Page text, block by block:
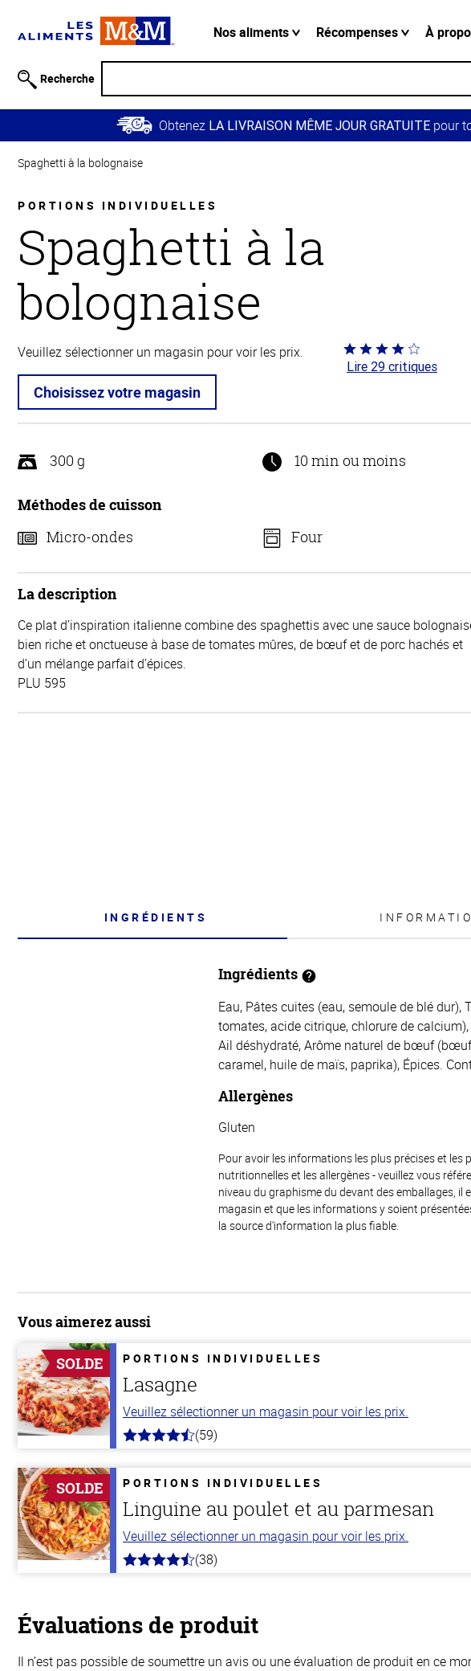
relative à
Passer
contenu
Retour à
principale
Nos aliments Récompenses À
Recherche
Obtenez LA LIVRAISON MÊME JOUR GRATUITEpour
Spaghetti à la bolognaise
PORTIONS INDIVIDUELLES
Spaghetti à la
bolognaise
Veuillez sélectionner un magasin pour voir les prix.
Choisissez votre magasin
Coté
4 sur
Lire 29 critiques
300 g 10 min ou moins
Méthodes de cuisson
Micro-ondes
Four
La description
Ce plat d’inspiration italienne combine des spaghettis avec une sauce
bien riche et onctueuse à base de tomates mûres, de bœuf et de porc hachés et
d’un mélange parfait d’épices.
PLU 595
INGRÉDIENTS
Ingrédients
Eau, Pâtes cuites (eau, semoule de blé
tomates, acide citrique, chlorure de
Ail déshydraté, Arôme naturel de bœuf
caramel, huile de maïs, paprika), Épices.
Allergènes
Gluten
Pour avoir les informations les plus précises et
nutritionnelles et les allergènes - veuillez vous
niveau du graphisme du devant des emballages, il
magasin et que les informations y soient
la source d'information la plus fiable.
Vous aimerez aussi
SOLDE PORTIONS INDIVIDUELLES
Lasagne
Veuillez sélectionner un magasin pour voir les prix.
4.3
5
stars
(59)
SOLDE PORTIONS INDIVIDUELLES
Linguine au poulet et au parmesan
Veuillez sélectionner un magasin pour voir les prix.
4.1
(38)
Évaluations de produit
Il n’est pas possible de soumettre un avis ou une évaluation de produit en ce